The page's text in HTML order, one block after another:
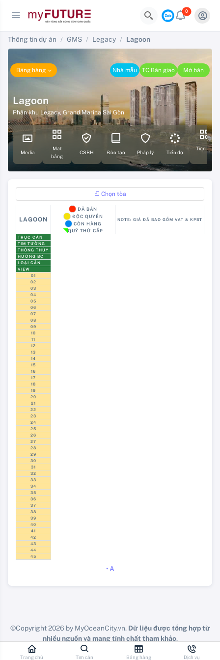
0
Thông tin dự án GMS Legacy Lagoon
Bảng hàng Nhà mẫu TC Bàn giao Mở bán
Lagoon
Phân khu Legacy, Grand Marina Sài Gòn
Media
Mặt
bằng
CSBH Đào tạo Pháp lý Tiến độ
Tiện ích
Chọn tòa
LAGOON
ĐÃ BÁN
ĐỘC QUYỀN
CÒN HÀNG
QUỸ THỨ CẤP
NOTE: GIÁ ĐÃ BAO GỒM VAT & KPBT
TRỤC CĂN
TIM TƯỜNG
THÔNG THỦY
HƯỚNG BC
LOẠI CĂN
VIEW
01
02
03
04
05
06
07
08
09
10
11
12
13
14
15
16
17
18
19
20
21
22
23
24
25
26
27
28
29
30
31
32
33
34
35
36
37
38
39
40
41
42
43
44
45
• A
©Copyright 2026 by MyOceanCity.vn. Dữ liệu được tổng hợp từ
nhiều nguồn và mang tính chất tham khảo.
Vui lòng check lại chính doanh nghiệp các bạn đang công tác.
Trang chủ Tìm căn Bảng hàng Dịch vụ